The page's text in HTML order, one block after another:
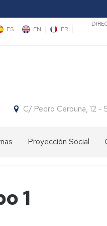
ES EN FR
C/ Pedro Cerbuna, 12 -
Proyección Social
Facultad:
Cita
Actividades
con
Centros
de
Proyecto
"Hola,
1